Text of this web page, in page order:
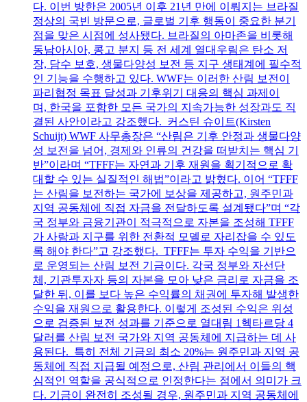
다. 이번 방한은 2005년 이후 21년 만에 이뤄지는 브라질
정상의 국빈 방문으로, 글로벌 기후 행동이 중요한 분기
점을 맞은 시점에 성사됐다. 브라질의 아마존을 비롯해
동남아시아, 콩고 분지 등 전 세계 열대우림은 탄소 저
장, 담수 보호, 생물다양성 보전 등 지구 생태계에 필수적
인 기능을 수행하고 있다. WWF는 이러한 산림 보전이
파리협정 목표 달성과 기후위기 대응의 핵심 과제이
며, 한국을 포함한 모든 국가의 지속가능한 성장과도 직
결된 사안이라고 강조했다. 커스틴 슈이트(Kirsten
Schuijt) WWF 사무총장은 “산림은 기후 안정과 생물다양
성 보전을 넘어, 경제와 인류의 건강을 떠받치는 핵심 기
반”이라며 “TFFF는 자연과 기후 재원을 획기적으로 확
대할 수 있는 실질적인 해법”이라고 밝혔다. 이어 “TFFF
는 산림을 보전하는 국가에 보상을 제공하고, 원주민과
지역 공동체에 직접 자금을 전달하도록 설계됐다”며 “각
국 정부와 금융기관이 적극적으로 자본을 조성해 TFFF
가 사람과 지구를 위한 전환적 모델로 자리잡을 수 있도
록 해야 한다”고 강조했다. TFFF는 투자 수익을 기반으
로 운영되는 산림 보전 기금이다. 각국 정부와 자선단
체, 기관투자자 등의 자본을 모아 낮은 금리로 자금을 조
달한 뒤, 이를 보다 높은 수익률의 채권에 투자해 발생한
수익을 재원으로 활용한다. 이렇게 조성된 수익은 위성
으로 검증된 보전 성과를 기준으로 열대림 1헥타르당 4
달러를 산림 보전 국가와 지역 공동체에 지급하는 데 사
용된다. 특히 전체 기금의 최소 20%는 원주민과 지역 공
동체에 직접 지급될 예정으로, 산림 관리에서 이들의 핵
심적인 역할을 공식적으로 인정한다는 점에서 의미가 크
다. 기금이 완전히 조성될 경우, 원주민과 지역 공동체에